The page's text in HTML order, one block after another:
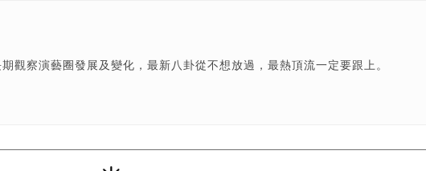
觀察演藝圈發展及變化，最新八卦從不想放過，最熱頂流一定要跟上。